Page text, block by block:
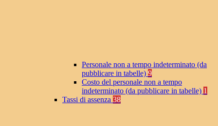
Personale non a tempo indeterminato (da
pubblicare in tabelle) 9
Costo del personale non a tempo
indeterminato (da pubblicare in tabelle) 1
Tassi di assenza 38